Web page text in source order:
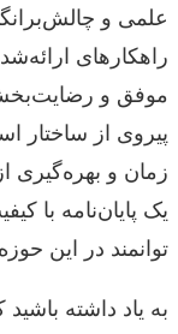
علمی و
راهکارهای
موفق و
پیروی از ساختار
زمان و بهره‌گیری
یک پایان‌نامه با
توانمند در این
به یاد داشته